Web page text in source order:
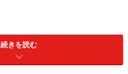
続きを読む